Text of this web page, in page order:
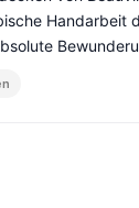
Handarbeit